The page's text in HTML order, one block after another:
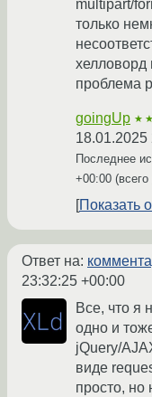
multipart/
только
хелловорд
проблема
goingUp
18.01.2025
Последнее
+00:00 (всего
Показать
Ответ на:
23:32:25 +00:00
Все, что я
одно и
jQuery/
виде
просто, но